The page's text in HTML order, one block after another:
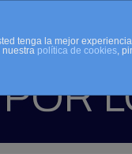
tenga la mejor
nuestra política de cookies,